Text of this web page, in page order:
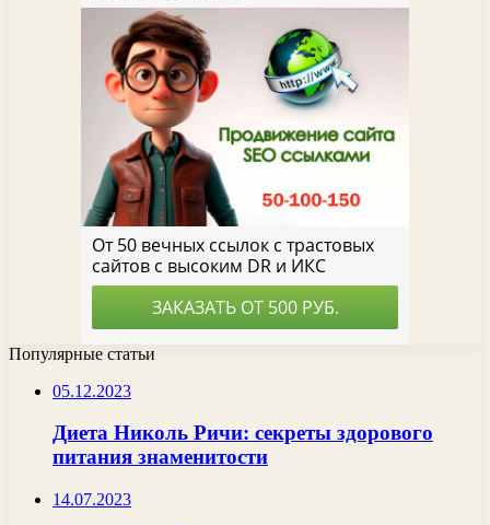
Популярные статьи
05.12.2023
Диета Николь Ричи: секреты здорового
питания знаменитости
14.07.2023